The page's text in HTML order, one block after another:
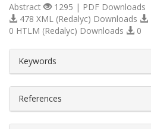
Abstract
1295 | PDF Downloads
478 XML (Redalyc) Downloads
0 HTLM (Redalyc) Downloads
0
Keywords
References